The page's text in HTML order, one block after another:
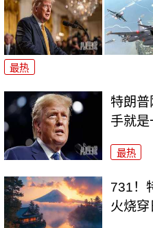
最热
特朗普
手就是
最热
731！
火烧